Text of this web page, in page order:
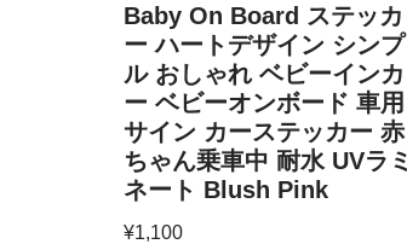
Baby On Board ステッカ
ー ハートデザイン シンプ
ル おしゃれ ベビーインカ
ー ベビーオンボード 車用
サイン カーステッカー 赤
ちゃん乗車中 耐水 UVラミ
ネート Blush Pink
¥1,100